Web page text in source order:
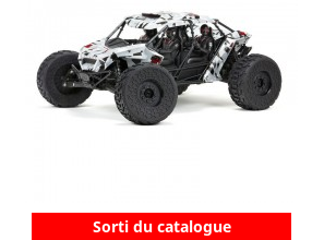
Sorti du catalogue